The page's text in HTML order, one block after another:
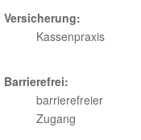
Versicherung:
Kassenpraxis
Barrierefrei:
barrierefreier
Zugang